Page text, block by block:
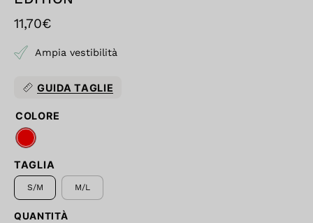
11,70€
Ampia vestibilità
GUIDA TAGLIE
COLORE
TAGLIA
S/M M/L
QUANTITÀ